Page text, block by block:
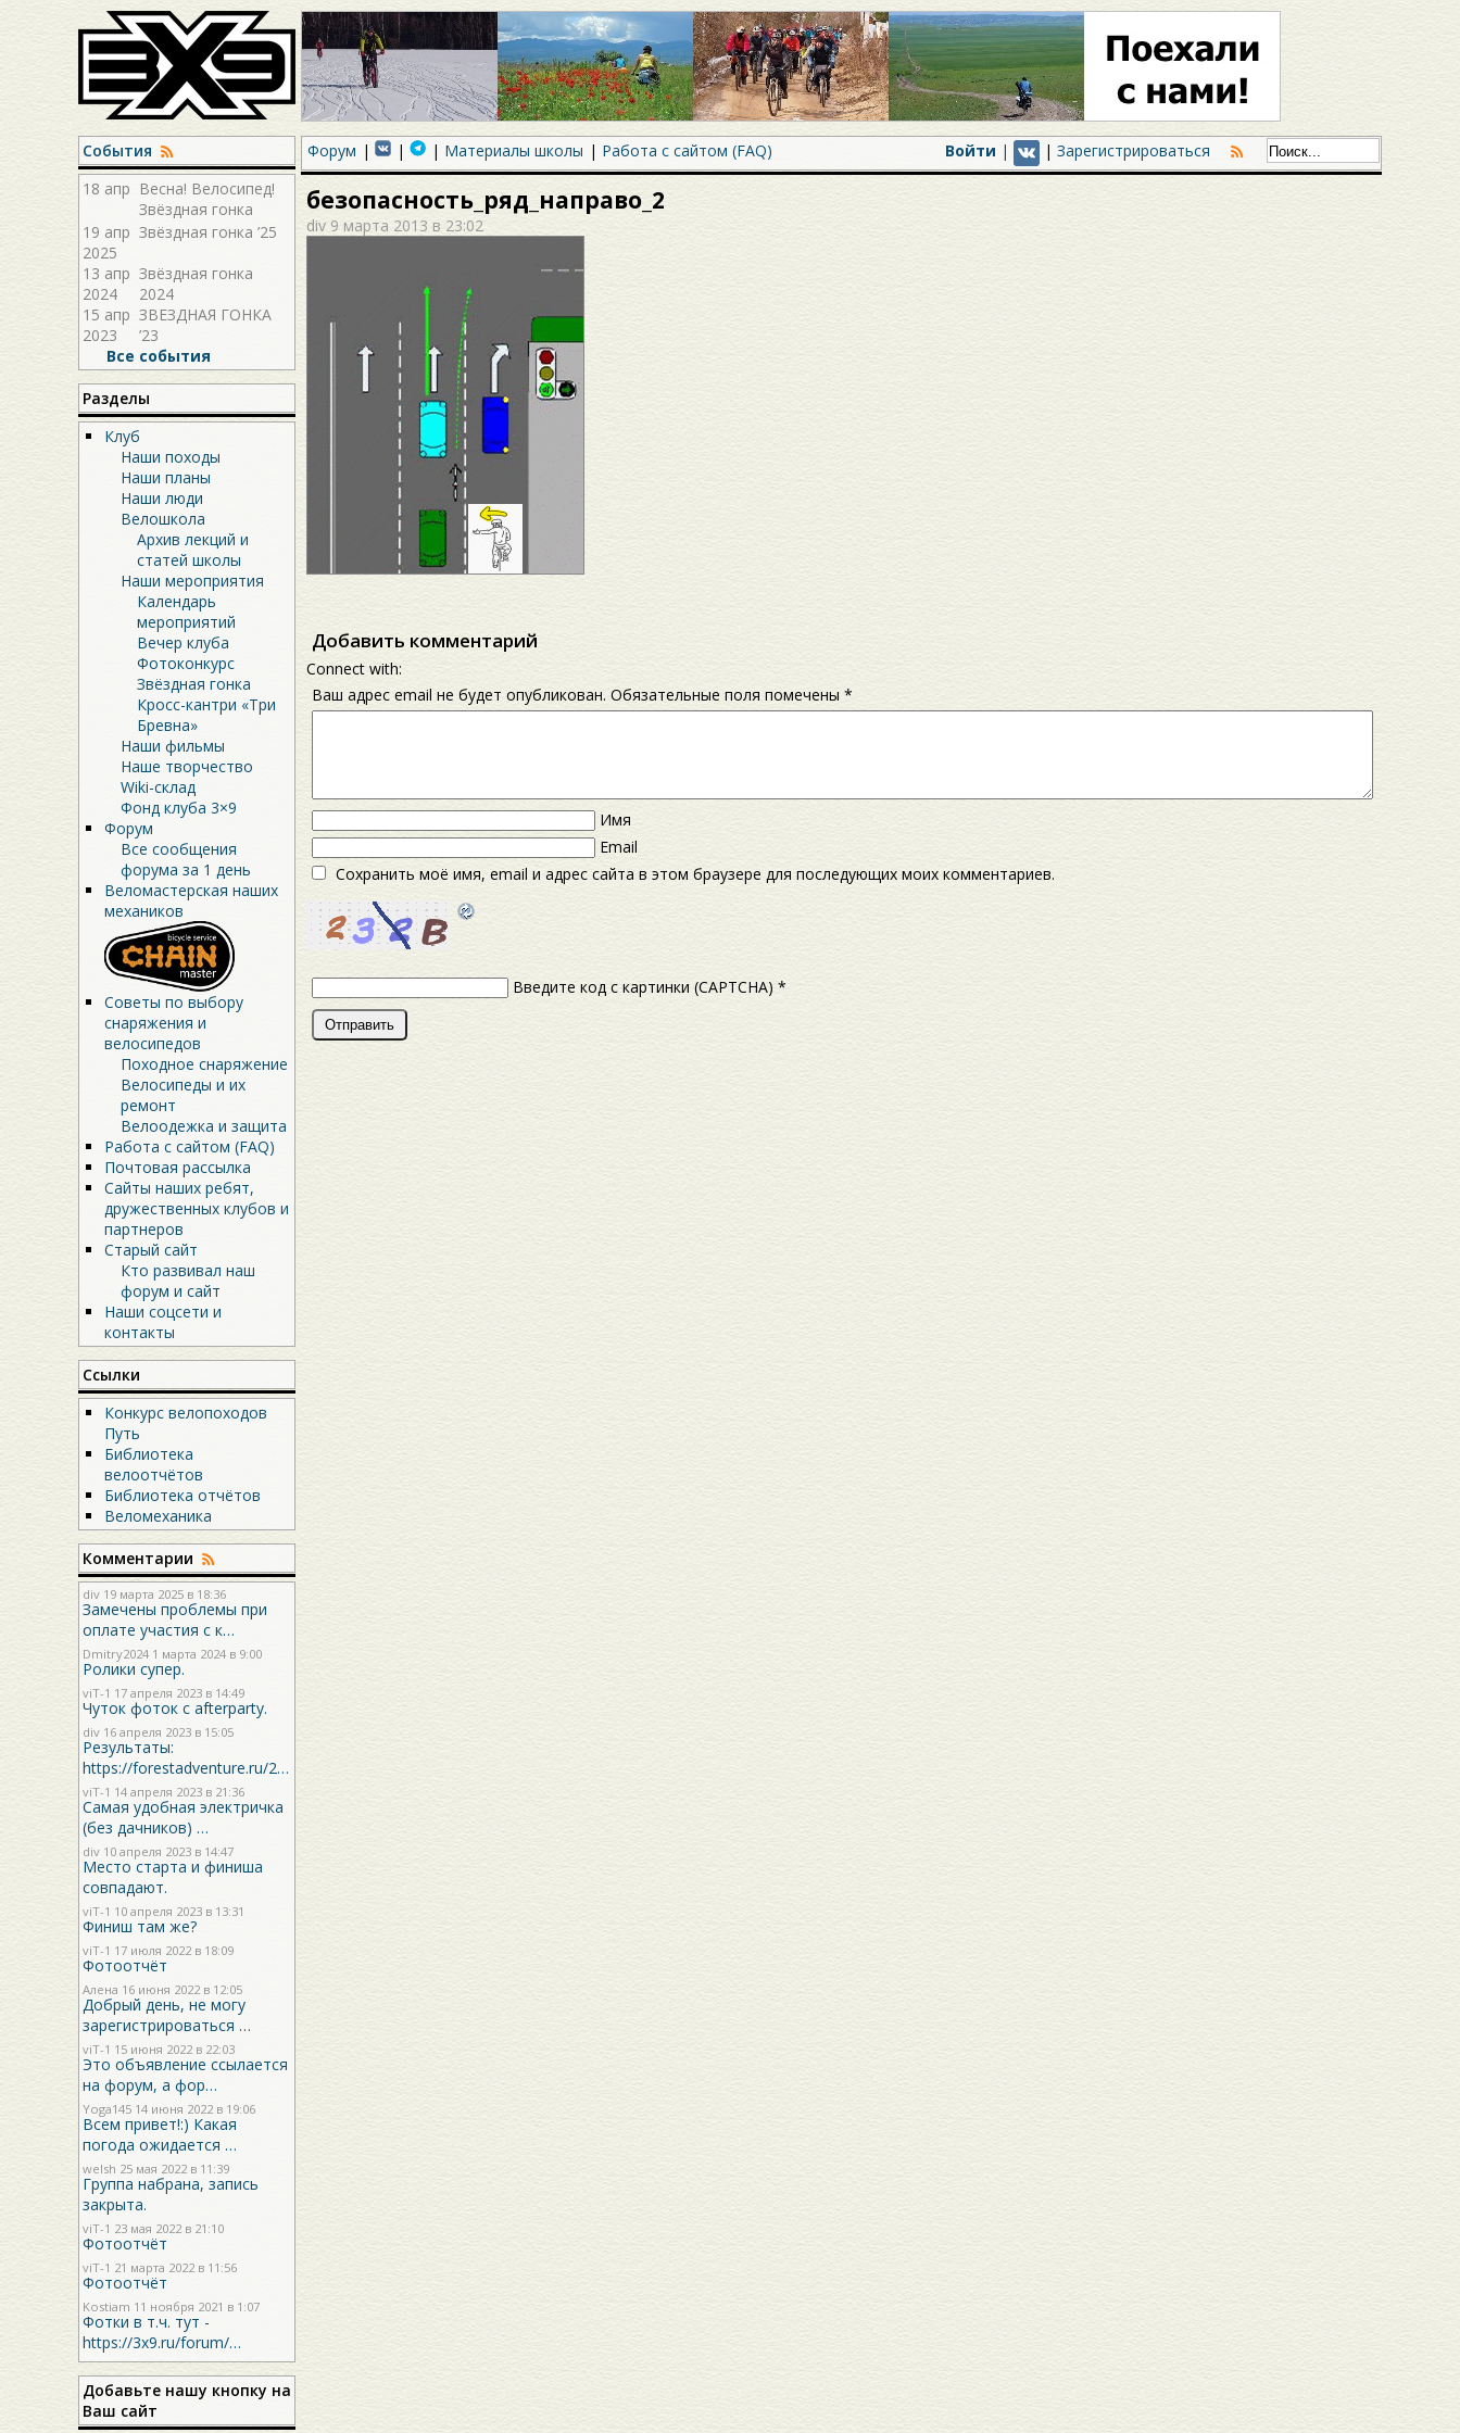
События
18 апр Весна! Велосипед!
Звёздная гонка
2026!
19 апр
2025
Звёздная гонка ’25
13 апр
2024
Звёздная гонка
2024
15 апр
2023
ЗВЕЗДНАЯ ГОНКА
’23
Все события
Разделы
Клуб
Наши походы
Наши планы
Наши люди
Велошкола
Архив лекций и
статей школы
Наши мероприятия
Календарь
мероприятий
Вечер клуба
Фотоконкурс
Звёздная гонка
Кросс-кантри «Три
Бревна»
Наши фильмы
Наше творчество
Wiki-склад
Фонд клуба 3×9
Форум
Все сообщения
форума за 1 день
Веломастерская наших
механиков
Советы по выбору
снаряжения и
велосипедов
Походное снаряжение
Велосипеды и их
ремонт
Велоодежка и защита
Работа с сайтом (FAQ)
Почтовая рассылка
Сайты наших ребят,
дружественных клубов и
партнеров
Старый сайт
Кто развивал наш
форум и сайт
Наши соцсети и
контакты
Ссылки
Конкурс велопоходов
Путь
Библиотека
велоотчётов
Библиотека отчётов
Веломеханика
Комментарии
div 19 марта 2025 в 18:36
Замечены проблемы при
оплате участия с к…
Dmitry2024 1 марта 2024 в 9:00
Ролики супер.
viT-1 17 апреля 2023 в 14:49
Чуток фоток с afterparty.
div 16 апреля 2023 в 15:05
Результаты:
https://forestadventure.ru/2…
viT-1 14 апреля 2023 в 21:36
Самая удобная электричка
(без дачников) …
div 10 апреля 2023 в 14:47
Место старта и финиша
совпадают.
viT-1 10 апреля 2023 в 13:31
Финиш там же?
viT-1 17 июля 2022 в 18:09
Фотоотчёт
Алена 16 июня 2022 в 12:05
Добрый день, не могу
зарегистрироваться …
viT-1 15 июня 2022 в 22:03
Это объявление ссылается
на форум, а фор…
Yoga145 14 июня 2022 в 19:06
Всем привет!:) Какая
погода ожидается …
welsh 25 мая 2022 в 11:39
Группа набрана, запись
закрыта.
viT-1 23 мая 2022 в 21:10
Фотоотчёт
viT-1 21 марта 2022 в 11:56
Фотоотчёт
Kostiam 11 ноября 2021 в 1:07
Фотки в т.ч. тут -
https://3x9.ru/forum/…
Добавьте нашу кнопку на
Ваш сайт
Форум Материалы школы Работа с сайтом (FAQ) Войти | |Зарегистрироваться
безопасность_ряд_направо_2
div 9 марта 2013 в 23:02
Добавить комментарий
Connect with:
Ваш адрес email не будет опубликован. Обязательные поля помечены *
Имя
Email
Сохранить моё имя, email и адрес сайта в этом браузере для последующих моих комментариев.
Введите код с картинки (CAPTCHA) *